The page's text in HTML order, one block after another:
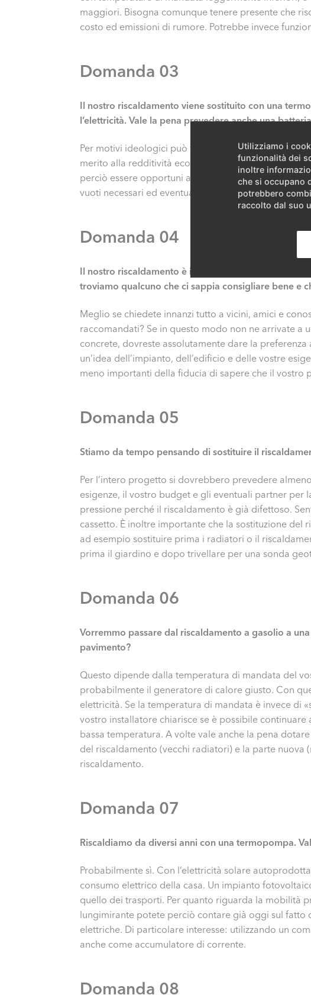
Utilizziamo i
funzionalità dei
inoltre
che si occupano
potrebbero
raccolto dal suo
maggiori. Bisogna comunque tenere presente che
costo ed emissioni di rumore. Potrebbe invece
Domanda 03
Il nostro riscaldamento viene sostituito con una
l’elettricità. Vale la pena prevedere anche una
Per motivi ideologici può valerne senz’altro la
merito alla redditività economica e alla prevedibile
perciò essere opportuni aspettare ancora due o tre
vuoti necessari ed eventualmente la preparazione
Domanda 04
Il nostro riscaldamento è in là con gli anni e la
troviamo qualcuno che ci sappia consigliare bene e
Meglio se chiedete innanzi tutto a vicini, amici e
raccomandati? Se in questo modo non ne arrivate a
concrete, dovreste assolutamente dare la
un’idea dell’impianto, dell’edificio e delle vostre
meno importanti della fiducia di sapere che il vostro
Domanda 05
Stiamo da tempo pensando di sostituire il
Per l’intero progetto si dovrebbero prevedere
esigenze, il vostro budget e gli eventuali partner per
pressione perché il riscaldamento è già difettoso.
cassetto. È inoltre importante che la sostituzione
ad esempio sostituire prima i radiatori o il
prima il giardino e dopo trivellare per una sonda
Domanda 06
Vorremmo passare dal riscaldamento a gasolio a
pavimento?
Questo dipende dalla temperatura di mandata del
probabilmente il generatore di calore giusto. Con
elettricità. Se la temperatura di mandata è invece di
vostro installatore chiarisce se è possibile
bassa temperatura. A volte vale anche la pena
del riscaldamento (vecchi radiatori) e la parte
riscaldamento.
Domanda 07
Riscaldiamo da diversi anni con una termopompa.
Probabilmente sì. Con l’elettricità solare
consumo elettrico della casa. Un impianto
quello dei trasporti. Per quanto riguarda la mobilità
lungimirante potete perciò contare già oggi sul fatto
elettriche. Di particolare interesse: utilizzando un
anche come accumulatore di corrente.
Domanda 08